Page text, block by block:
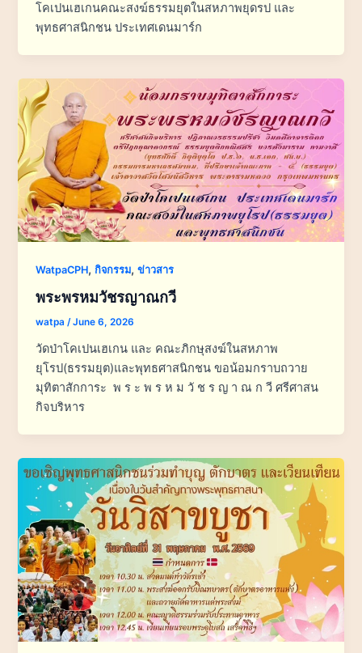
โคเปนเฮเกนคณะสงฆ์ธรรมยุตในสหภาพยุดรป และ
พุทธศาสนิกชน ประเทศเดนมาร์ก
WatpaCPH,กิจกรรม,ข่าวสาร
พระพรหมวัชรญาณกวี
watpa/June 6, 2026
วัดป่าโคเปนเฮเกน และ คณะภิกษุสงฆ์ในสหภาพ
ยุโรป(ธรรมยุต)และพุทธศาสนิกชน ขอน้อมกราบถวาย
มุทิตาสักการะ พ ร ะ พ ร ห ม วั ช ร ญ า ณ ก วี ศรีศาสน
กิจบริหาร